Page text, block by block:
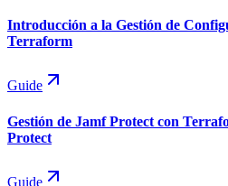
Introducción a la Gestión de
Terraform
Guide
Gestión de Jamf Protect con
Protect
Guide